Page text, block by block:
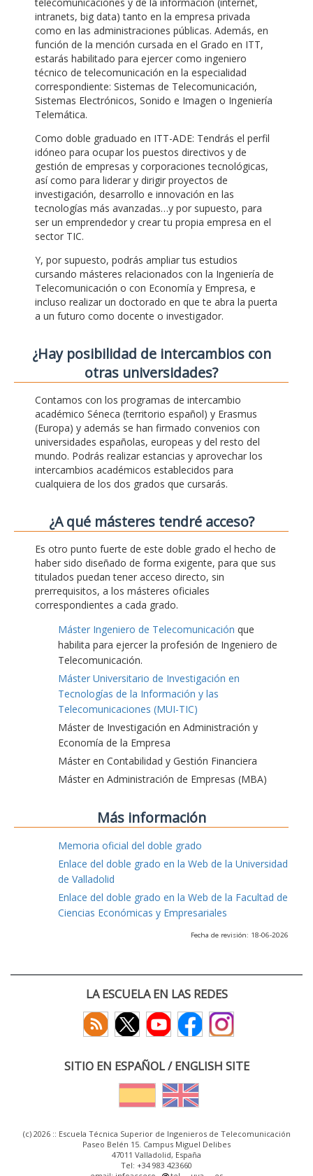
intranets, big data) tanto en la empresa privada
como en las administraciones públicas. Además, en
función de la mención cursada en el Grado en ITT,
estarás habilitado para ejercer como ingeniero
técnico de telecomunicación en la especialidad
correspondiente: Sistemas de Telecomunicación,
Sistemas Electrónicos, Sonido e Imagen o Ingeniería
Telemática.
Como doble graduado en ITT-ADE: Tendrás el perfil
idóneo para ocupar los puestos directivos y de
gestión de empresas y corporaciones tecnológicas,
así como para liderar y dirigir proyectos de
investigación, desarrollo e innovación en las
tecnologías más avanzadas…y por supuesto, para
ser un emprendedor y crear tu propia empresa en el
sector TIC.
Y, por supuesto, podrás ampliar tus estudios
cursando másteres relacionados con la Ingeniería de
Telecomunicación o con Economía y Empresa, e
incluso realizar un doctorado en que te abra la puerta
a un futuro como docente o investigador.
¿Hay posibilidad de intercambios con
otras universidades?
Contamos con los programas de intercambio
académico Séneca (territorio español) y Erasmus
(Europa) y además se han firmado convenios con
universidades españolas, europeas y del resto del
mundo. Podrás realizar estancias y aprovechar los
intercambios académicos establecidos para
cualquiera de los dos grados que cursarás.
¿A qué másteres tendré acceso?
Es otro punto fuerte de este doble grado el hecho de
haber sido diseñado de forma exigente, para que sus
titulados puedan tener acceso directo, sin
prerrequisitos, a los másteres oficiales
correspondientes a cada grado.
Máster Ingeniero de Telecomunicación que
habilita para ejercer la profesión de Ingeniero de
Telecomunicación.
Máster Universitario de Investigación en
Tecnologías de la Información y las
Telecomunicaciones (MUI-TIC)
Máster de Investigación en Administración y
Economía de la Empresa
Máster en Contabilidad y Gestión Financiera
Máster en Administración de Empresas (MBA)
Más información
Memoria oficial del doble grado
Enlace del doble grado en la Web de la Universidad
de Valladolid
Enlace del doble grado en la Web de la Facultad de
Ciencias Económicas y Empresariales
Fecha de revisión: 18-06-2026
LA ESCUELA EN LAS REDES
SITIO EN ESPAÑOL / ENGLISH SITE
(c) 2026 :: Escuela Técnica Superior de Ingenieros de Telecomunicación
Paseo Belén 15. Campus Miguel Delibes
47011 Valladolid, España
Tel: +34 983 423660